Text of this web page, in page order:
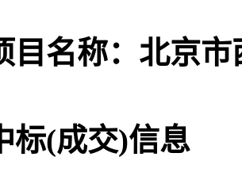
目名称： 北京市
标(成交)信息